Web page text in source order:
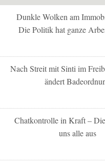
Dunkle Wolken am
Die Politik hat ganze
Nach Streit mit Sinti im
ändert
Chatkontrolle in Kraft –
uns alle aus